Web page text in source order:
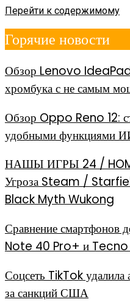
Перейти к содержимому
Горячие новости
Обзор Lenovo
хромбука с не самым
Обзор Oppo Reno 12:
удобными функциями
НАШЫ ИГРЫ 24 /
Угроза Steam /
Black Myth Wukong
Сравнение
Note 40 Pro+ и
Соцсеть TikTok
за санкций США